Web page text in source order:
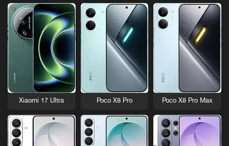
Poco X8 Pro Max
Poco X8 Pro
Xiaomi 17 Ultra